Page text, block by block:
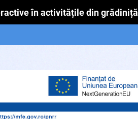
în activitățile din grădiniță